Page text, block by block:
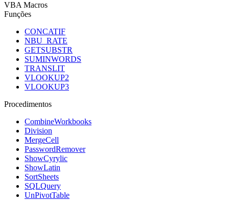
VBA Macros
Funções
CONCATIF
NBU_RATE
GETSUBSTR
SUMINWORDS
TRANSLIT
VLOOKUP2
VLOOKUP3
Procedimentos
CombineWorkbooks
Division
MergeCell
PasswordRemover
ShowCyrylic
ShowLatin
SortSheets
SQLQuery
UnPivotTable